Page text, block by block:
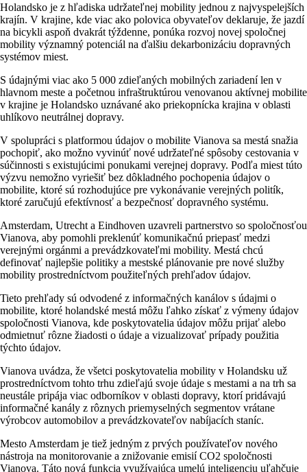
Holandsko je z hľadiska udržateľnej mobility jednou z najvyspelejších
krajín. V krajine, kde viac ako polovica obyvateľov deklaruje, že jazdí
na bicykli aspoň dvakrát týždenne, ponúka rozvoj novej spoločnej
mobility významný potenciál na ďalšiu dekarbonizáciu dopravných
systémov miest.
S údajnými viac ako 5 000 zdieľaných mobilných zariadení len v
hlavnom meste a početnou infraštruktúrou venovanou aktívnej mobilite
v krajine je Holandsko uznávané ako priekopnícka krajina v oblasti
uhlíkovo neutrálnej dopravy.
V spolupráci s platformou údajov o mobilite Vianova sa mestá snažia
pochopiť, ako možno vyvinúť nové udržateľné spôsoby cestovania v
súčinnosti s existujúcimi ponukami verejnej dopravy. Podľa miest túto
výzvu nemožno vyriešiť bez dôkladného pochopenia údajov o
mobilite, ktoré sú rozhodujúce pre vykonávanie verejných politík,
ktoré zaručujú efektívnosť a bezpečnosť dopravného systému.
Amsterdam, Utrecht a Eindhoven uzavreli partnerstvo so spoločnosťou
Vianova, aby pomohli preklenúť komunikačnú priepasť medzi
verejnými orgánmi a prevádzkovateľmi mobility. Mestá chcú
definovať najlepšie politiky a mestské plánovanie pre nové služby
mobility prostredníctvom použiteľných prehľadov údajov.
Tieto prehľady sú odvodené z informačných kanálov s údajmi o
mobilite, ktoré holandské mestá môžu ľahko získať z výmeny údajov
spoločnosti Vianova, kde poskytovatelia údajov môžu prijať alebo
odmietnuť rôzne žiadosti o údaje a vizualizovať prípady použitia
týchto údajov.
Vianova uvádza, že všetci poskytovatelia mobility v Holandsku už
prostredníctvom tohto trhu zdieľajú svoje údaje s mestami a na trh sa
neustále pripája viac odborníkov v oblasti dopravy, ktorí pridávajú
informačné kanály z rôznych priemyselných segmentov vrátane
výrobcov automobilov a prevádzkovateľov nabíjacích staníc.
Mesto Amsterdam je tiež jedným z prvých používateľov nového
nástroja na monitorovanie a znižovanie emisií CO2 spoločnosti
Vianova. Táto nová funkcia využívajúca umelú inteligenciu uľahčuje